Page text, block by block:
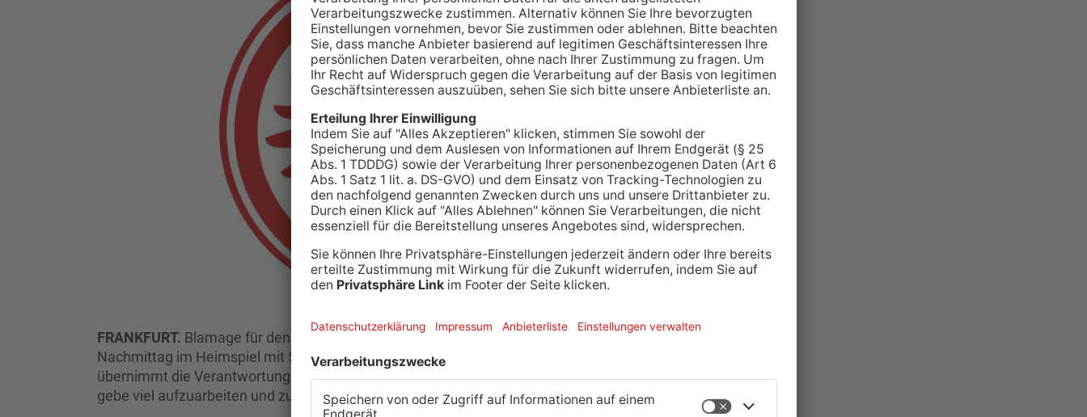
FRANKFURT. Blamage für den FC Bayern München in Frankfurt: Die Eintracht hat am
Nachmittag im Heimspiel mit 5:1 gegen die Bayern gesiegt. Bayern-Trainer Thomas Tuchel
übernimmt die Verantwortung für die Niederlage. Sie seien enttäuscht und auch sauer, es
gebe viel aufzuarbeiten und zu verdauen, so Tuchel.